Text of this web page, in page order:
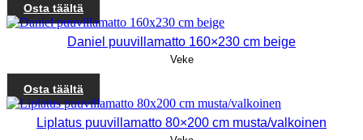
Osta täältä
Daniel puuvillamatto 160×230 cm beige
Veke
Osta täältä
Liplatus puuvillamatto 80×200 cm musta/valkoinen